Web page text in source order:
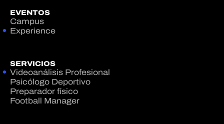
EVENTOS
Campus
Experience
SERVICIOS
Videoanálisis Profesional
Psicólogo Deportivo
Preparador físico
Football Manager